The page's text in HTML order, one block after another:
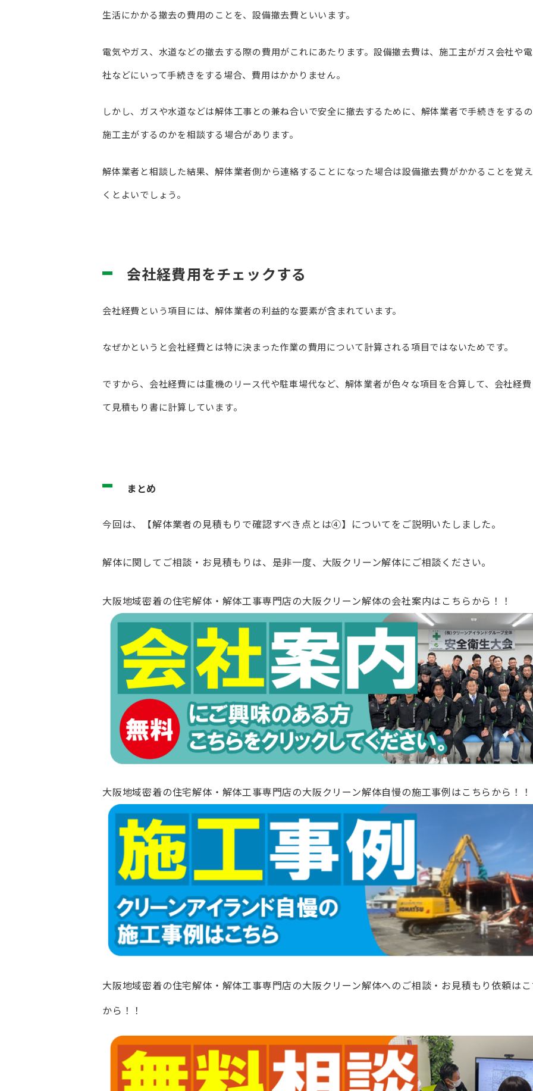
生活にかかる撤去の費用のことを、設備撤去費といいます。
電気やガス、水道などの撤去する際の費用がこれにあたります。設備撤去費は、施工主がガス会社や
社などにいって手続きをする場合、費用はかかりません。
しかし、ガスや水道などは解体工事との兼ね合いで安全に撤去するために、解体業者で手続きをする
施工主がするのかを相談する場合があります。
解体業者と相談した結果、解体業者側から連絡することになった場合は設備撤去費がかかることを覚
くとよいでしょう。
会社経費用をチェックする
会社経費という項目には、解体業者の利益的な要素が含まれています。
なぜかというと会社経費とは特に決まった作業の費用について計算される項目ではないためです。
ですから、会社経費には重機のリース代や駐車場代など、解体業者が色々な項目を合算して、会社経
て見積もり書に計算しています。
まとめ
今回は、【解体業者の見積もりで確認すべき点とは④】についてをご説明いたしました。
解体に関してご相談・お見積もりは、是非一度、大阪クリーン解体にご相談ください。
大阪地域密着の住宅解体・解体工事専門店の大阪クリーン解体の会社案内はこちらから！！
大阪地域密着の住宅解体・解体工事専門店の大阪クリーン解体自慢の施工事例はこちらから！！
大阪地域密着の住宅解体・解体工事専門店の大阪クリーン解体へのご相談・お見積もり依頼は
から！！